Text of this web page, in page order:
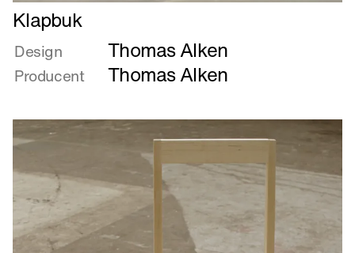
Læs
mere
om
Klapbuk
Klapbuk
Design Thomas Alken
Producent Thomas Alken